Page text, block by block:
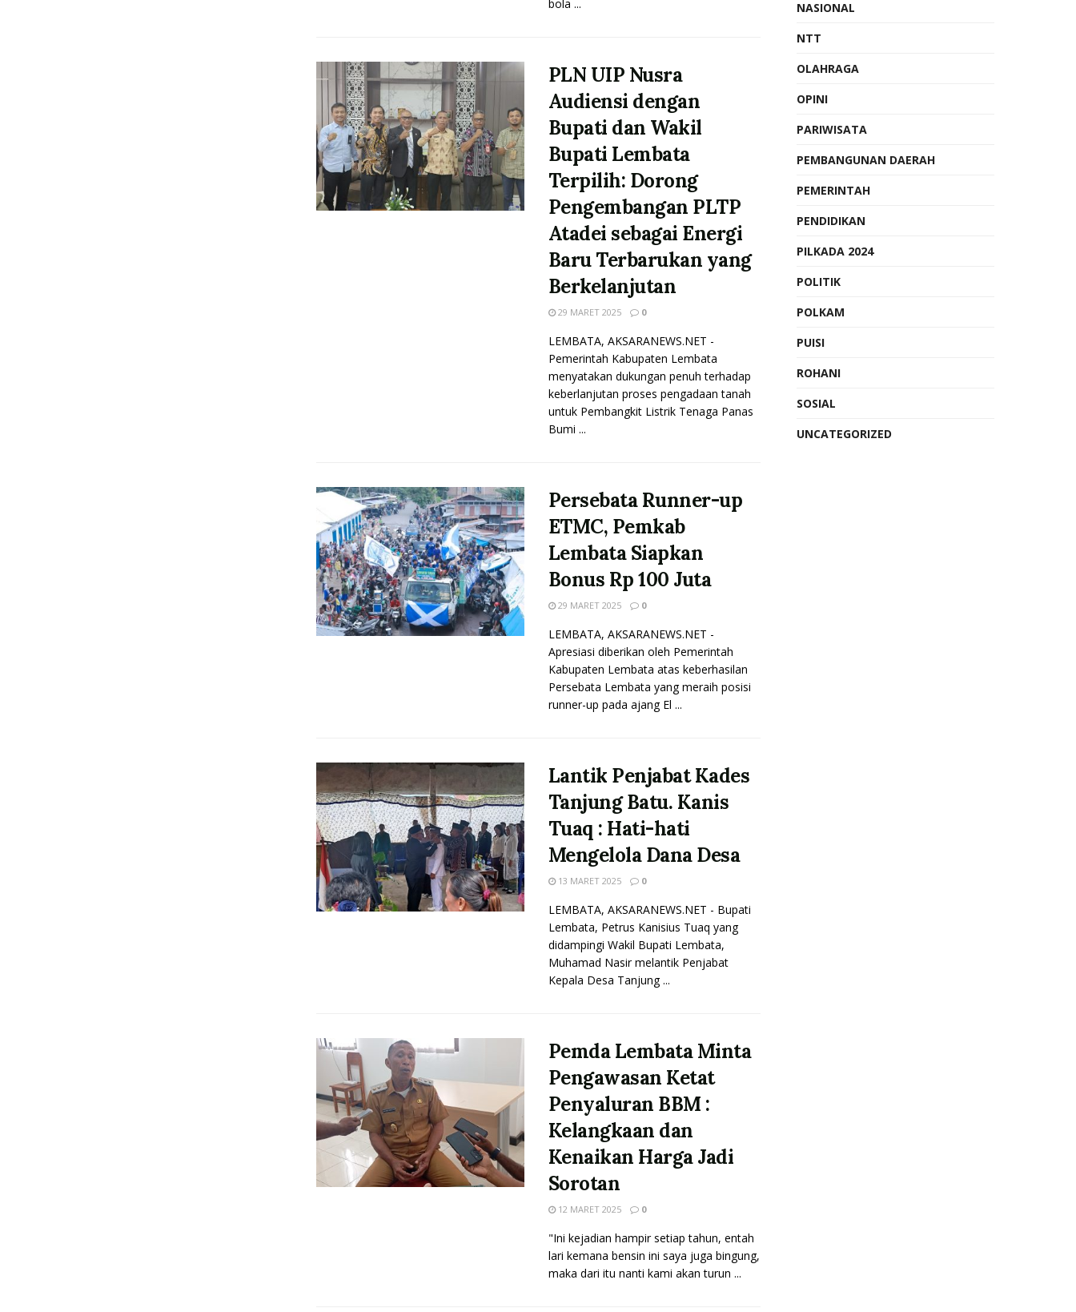
bola ...
PLN UIP Nusra
Audiensi dengan
Bupati dan Wakil
Bupati Lembata
Terpilih: Dorong
Pengembangan PLTP
Atadei sebagai Energi
Baru Terbarukan yang
Berkelanjutan
29 MARET 2025 0
LEMBATA, AKSARANEWS.NET -
Pemerintah Kabupaten Lembata
menyatakan dukungan penuh terhadap
keberlanjutan proses pengadaan tanah
untuk Pembangkit Listrik Tenaga Panas
Bumi ...
Persebata Runner-up
ETMC, Pemkab
Lembata Siapkan
Bonus Rp 100 Juta
29 MARET 2025 0
LEMBATA, AKSARANEWS.NET -
Apresiasi diberikan oleh Pemerintah
Kabupaten Lembata atas keberhasilan
Persebata Lembata yang meraih posisi
runner-up pada ajang El ...
Lantik Penjabat Kades
Tanjung Batu. Kanis
Tuaq : Hati-hati
Mengelola Dana Desa
13 MARET 2025 0
LEMBATA, AKSARANEWS.NET - Bupati
Lembata, Petrus Kanisius Tuaq yang
didampingi Wakil Bupati Lembata,
Muhamad Nasir melantik Penjabat
Kepala Desa Tanjung ...
Pemda Lembata Minta
Pengawasan Ketat
Penyaluran BBM :
Kelangkaan dan
Kenaikan Harga Jadi
Sorotan
12 MARET 2025 0
"Ini kejadian hampir setiap tahun, entah
lari kemana bensin ini saya juga bingung,
maka dari itu nanti kami akan turun ...
NASIONAL
NTT
OLAHRAGA
OPINI
PARIWISATA
PEMBANGUNAN DAERAH
PEMERINTAH
PENDIDIKAN
PILKADA 2024
POLITIK
POLKAM
PUISI
ROHANI
SOSIAL
UNCATEGORIZED